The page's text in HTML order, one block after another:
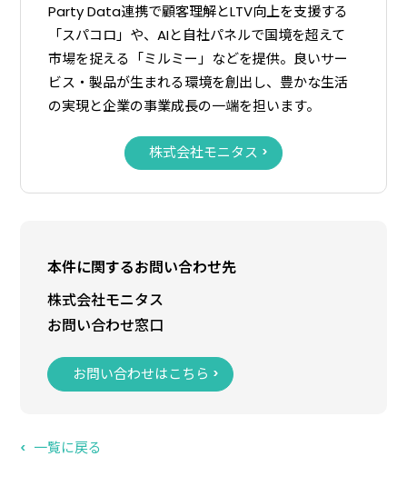
Party Data連携で顧客理解とLTV向上を支援する
「スパコロ」や、AIと自社パネルで国境を超えて
市場を捉える「ミルミー」などを提供。良いサー
ビス・製品が生まれる環境を創出し、豊かな生活
の実現と企業の事業成長の一端を担います。
株式会社モニタス
本件に関するお問い合わせ先
株式会社モニタス
お問い合わせ窓口
お問い合わせはこちら
一覧に戻る